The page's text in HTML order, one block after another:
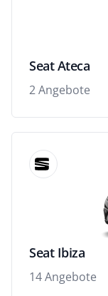
Seat Ateca
2 Angebote
Seat Ibiza
14 Angebote